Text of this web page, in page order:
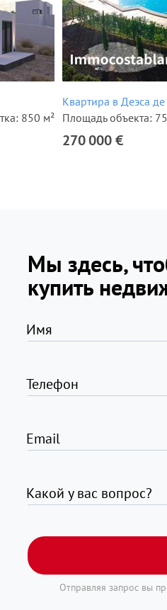
850 м²
Квартира в Деэса
Площадь объекта:
270 000 €
Мы здесь,
купить
Имя
Телефон
Email
Какой у вас вопрос?
Отправляя запрос вы